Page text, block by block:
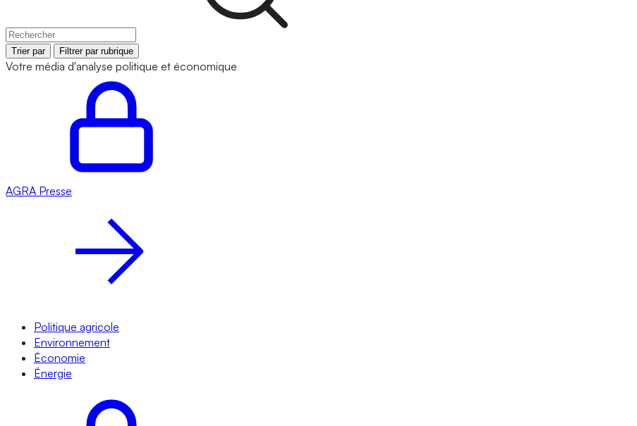
Trier par Filtrer par rubrique
Votre média d'analyse politique et économique
AGRA Presse
Politique agricole
Environnement
Économie
Énergie